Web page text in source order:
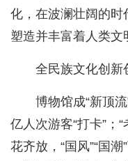
化，在波澜壮阔的
塑造并丰富着人类文
全民族文化创
博物馆成“新顶
亿人次游客“打卡”；“
花齐放，“国风”“国